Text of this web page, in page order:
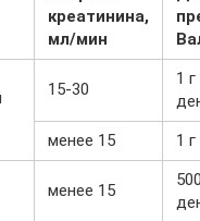
креатинина,
мл/мин
15-30
1
менее 15
1
менее 15